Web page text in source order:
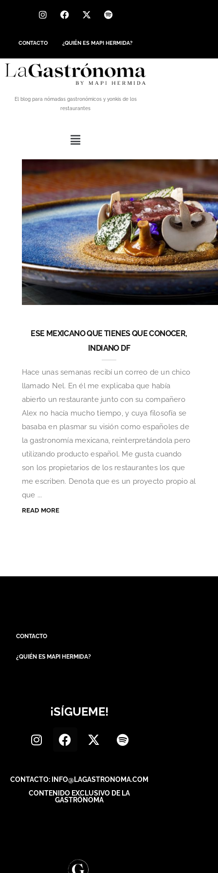
CONTACTO ¿QUIÉN ES MAPI HERMIDA?
El blog para nómadas gastronómicos y yonkis de los
restaurantes
ESE MEXICANO QUE TIENES QUE CONOCER,
INDIANO DF
Hace unas semanas recibí un correo de un chico
llamado Nel. En él me explicaba que había
abierto un restaurante junto con su compañero
Alex no hacía mucho tiempo, y cuya filosofía se
basaba en plasmar su visión como españoles de
la gastronomía mexicana, reinterpretándola pero
utilizando producto español. Me gusta cuando
son los propietarios de los restaurantes los que
me escriben. Denota que es un proyecto propio al
que ...
READ MORE
CONTACTO
¿QUIÉN ES MAPI HERMIDA?
¡SÍGUEME!
CONTACTO: INFO@LAGASTRONOMA.COM
CONTENIDO EXCLUSIVO DE LA
GASTRÓNOMA